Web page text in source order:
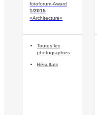
fotoforum-Award
1/2015
»Architecture«
Toutes les
photographies
Résultats